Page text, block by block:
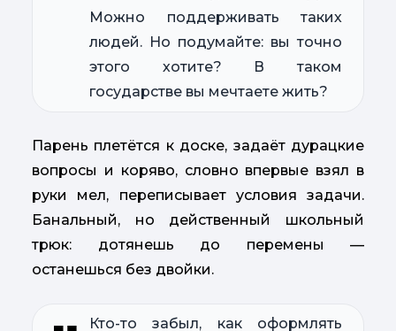
Можно поддерживать таких
людей. Но подумайте: вы точно
этого хотите? В таком
государстве вы мечтаете жить?
Парень плетётся к доске, задаёт дурацкие
вопросы и коряво, словно впервые взял в
руки мел, переписывает условия задачи.
Банальный, но действенный школьный
трюк: дотянешь до перемены —
останешься без двойки.
Кто-то забыл, как оформлять